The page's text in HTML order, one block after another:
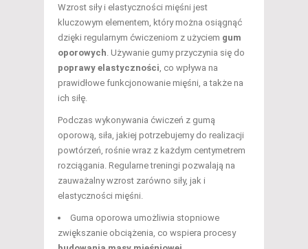
Wzrost siły i elastyczności mięśni jest
kluczowym elementem, który można osiągnąć
dzięki regularnym ćwiczeniom z użyciem gum
oporowych. Używanie gumy przyczynia się do
poprawy elastyczności, co wpływa na
prawidłowe funkcjonowanie mięśni, a także na
ich siłę.
Podczas wykonywania ćwiczeń z gumą
oporową, siła, jakiej potrzebujemy do realizacji
powtórzeń, rośnie wraz z każdym centymetrem
rozciągania. Regularne treningi pozwalają na
zauważalny wzrost zarówno siły, jak i
elastyczności mięśni.
Guma oporowa umożliwia stopniowe
zwiększanie obciążenia, co wspiera procesy